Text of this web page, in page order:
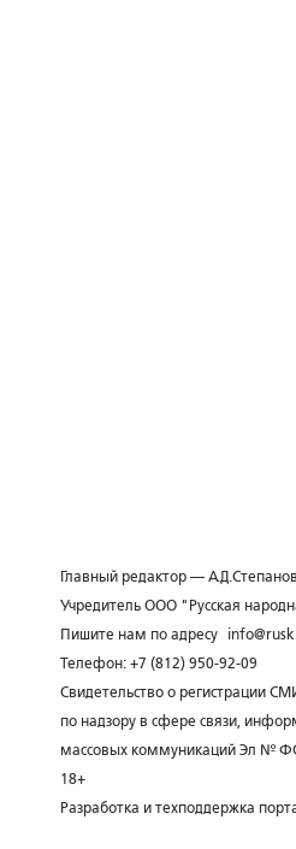
Главный редактор — А.Д.Степанов
Учредитель ООО "Русская
Пишите нам по адресу
Телефон: +7 (812) 950-92-09
Свидетельство о регистрации
по надзору в сфере связи,
массовых коммуникаций Эл №
18+
Разработка и техподдержка